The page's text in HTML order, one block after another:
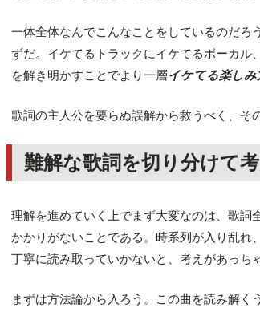
一体全体なんでこんなことをしているのだろ
ずだ。イケてるトラックにイケてるボーカル
を解き明かすことでより一層イケてる楽し
歌詞の主人公を要らぬ誤解から救うべく、そ
難解な歌詞を切り分けて
理解を進めていく上でまず大変なのは、歌詞
かかりがないことである。時系列が入り乱れ
丁寧に読み取っていかないと、考えがあっち
まずは方法論から入ろう。この曲を読み解く